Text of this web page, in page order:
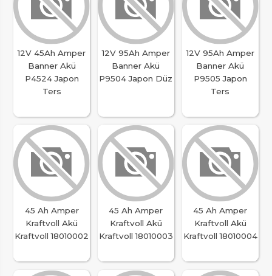
12V 45Ah Amper
Banner Akü
P4524 Japon
Ters
12V 95Ah Amper
Banner Akü
P9504 Japon Düz
12V 95Ah Amper
Banner Akü
P9505 Japon
Ters
45 Ah Amper
Kraftvoll Akü
Kraftvoll 18010002
45 Ah Amper
Kraftvoll Akü
Kraftvoll 18010003
45 Ah Amper
Kraftvoll Akü
Kraftvoll 18010004